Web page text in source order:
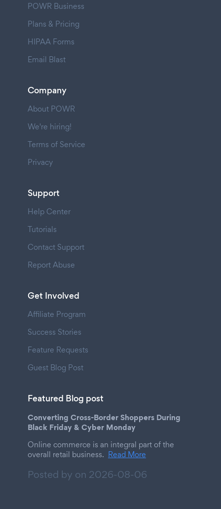
POWR Business
Plans & Pricing
HIPAA Forms
Email Blast
Company
About POWR
We're hiring!
Terms of Service
Privacy
Support
Help Center
Tutorials
Contact Support
Report Abuse
Get Involved
Affiliate Program
Success Stories
Feature Requests
Guest Blog Post
Featured Blog post
Converting Cross-Border Shoppers During
Black Friday & Cyber Monday
Online commerce is an integral part of the
overall retail business. Read More
Posted by on 2026-08-06